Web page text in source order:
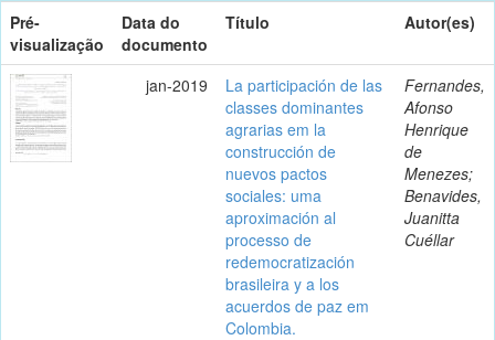
Pré-
visualização
Data do
documento
Título Autor(es)
jan-2019
La participación de las
classes dominantes
agrarias em la
construcción de
nuevos pactos
sociales: uma
aproximación al
processo de
redemocratización
brasileira y a los
acuerdos de paz em
Colombia.
Fernandes,
Afonso
Henrique
de
Menezes;
Benavides,
Juanitta
Cuéllar